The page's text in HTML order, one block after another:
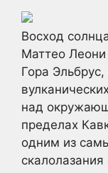
Восход
Маттео Леони
Гора
над
пределах
одним из